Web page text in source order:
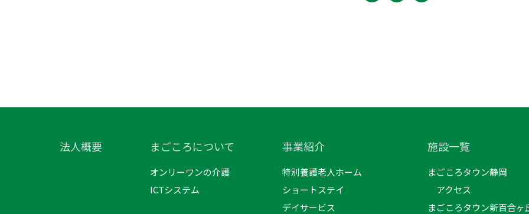
法人概要 まごころについて
オンリーワンの介護
ICTシステム
事業紹介
特別養護老人ホーム
ショートステイ
デイサービス
施設一覧
まごころタウン静岡
アクセス
まごころタウン新百合ヶ